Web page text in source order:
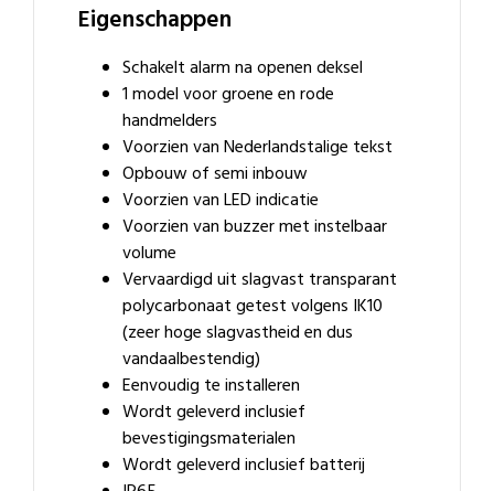
Eigenschappen
Schakelt alarm na openen deksel
1 model voor groene en rode
handmelders
Voorzien van Nederlandstalige tekst
Opbouw of semi inbouw
Voorzien van LED indicatie
Voorzien van buzzer met instelbaar
volume
Vervaardigd uit slagvast transparant
polycarbonaat getest volgens IK10
(zeer hoge slagvastheid en dus
vandaalbestendig)
Eenvoudig te installeren
Wordt geleverd inclusief
bevestigingsmaterialen
Wordt geleverd inclusief batterij